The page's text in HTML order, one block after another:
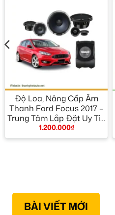
Độ Loa, Nâng Cấp Âm
Thanh Ford Focus 2017 –
Trung Tâm Lắp Đặt Uy Tín
TPHCM
1.200.000₫
BÀI VIẾT MỚI